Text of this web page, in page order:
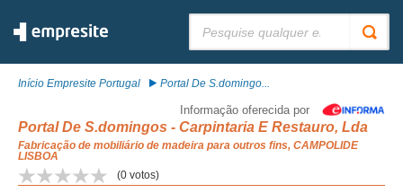
Início Empresite Portugal Portal De S.domingo...
Informação oferecida por
Portal De S.domingos - Carpintaria E Restauro, Lda
Fabricação de mobiliário de madeira para outros fins, CAMPOLIDE
LISBOA
(0 votos)